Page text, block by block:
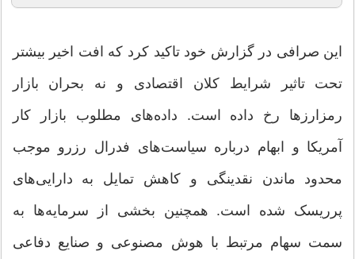
این صرافی در گزارش خود تاکید کرد که افت اخیر بیشتر
تحت تاثیر شرایط کلان اقتصادی و نه بحران‌ بازار
رمزارزها رخ داده است. داده‌های مطلوب بازار کار
آمریکا و ابهام درباره سیاست‌های فدرال رزرو موجب
محدود ماندن نقدینگی و کاهش تمایل به دارایی‌های
پرریسک شده است. همچنین بخشی از سرمایه‌ها به
سمت سهام مرتبط با هوش مصنوعی و صنایع دفاعی